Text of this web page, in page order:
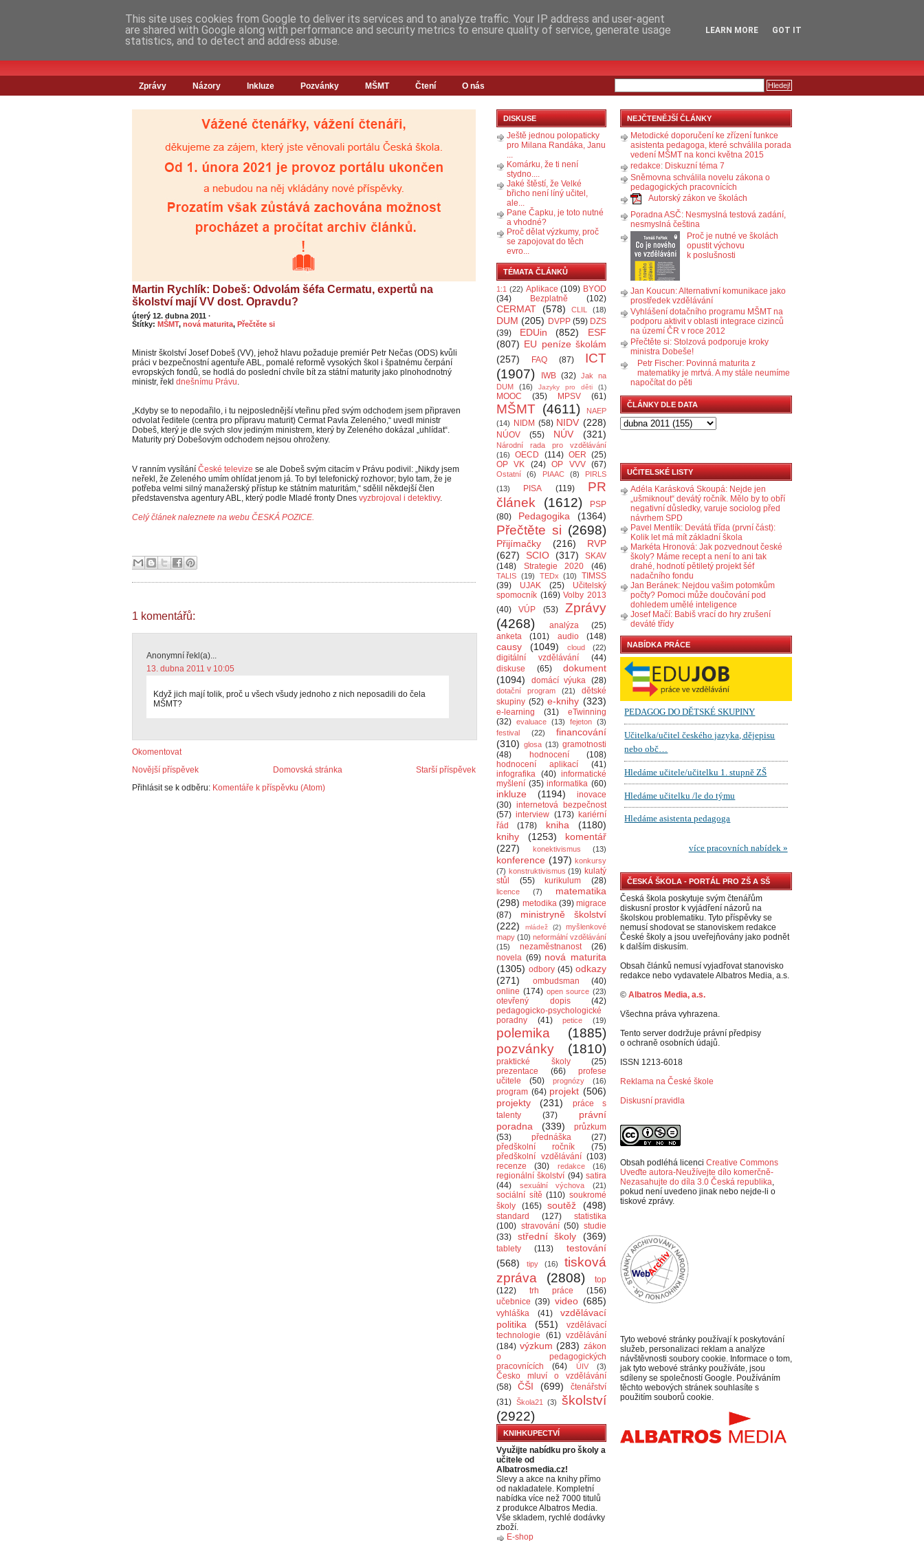
Zprávy Názory Inkluze Pozvánky MŠMT Čtení O nás
Martin Rychlík: Dobeš: Odvolám šéfa Cermatu, expertů na
školství mají VV dost. Opravdu?
úterý 12. dubna 2011 ·
Štítky: MŠMT, nová maturita, Přečtěte si
Ministr školství Josef Dobeš (VV), jehož hlavu požaduje premiér Petr Nečas (ODS) kvůli
práci v bezpečnostní agentuře ABL, pomalé reformě vysokých škol i špatnému čerpání
evropských fondů, se hodlá do poslední chvíle bít za státní maturity jako plnohodnotný
ministr, řekl dnešnímu Právu.
„Kdyby se to nepodařilo, i tu nejposlednější vteřinu před svým odchodem jsem připraven
odvolat ředitele (centra pro přípravu maturit) Cermat Pavla Zeleného,“ uvedl ministr
Dobeš, který je dle svých slov jediným ministrem, který by Zeleného dokázal „uhlídat“.
Maturity prý Dobešovým odchodem nejsou ohroženy.
V ranním vysílání České televize se ale Dobeš svým citacím v Právu podivil: „Nikdy jsem
neřekl, že Zeleného umím ohlídat jenom já. To byl telefonický rozhovor; bylo tam, že je
potřeba velmi silný manažerský přístup ke státním maturitám,“ sdělil někdejší člen
představenstva agentury ABL, který podle Mladé fronty Dnes vyzbrojoval i detektivy.
Celý článek naleznete na webu ČESKÁ POZICE.
1 komentářů:
Anonymní řekl(a)...
13. dubna 2011 v 10:05
Když jich mají tolik, proč u všech všudy jednoho z nich neposadili do čela
MŠMT?
Okomentovat
Novější příspěvek
Starší příspěvek
Domovská stránka
Přihlásit se k odběru: Komentáře k příspěvku (Atom)
DISKUSE
Ještě jednou polopaticky
pro Milana Randáka, Janu
...
Komárku, že ti není
stydno....
Jaké štěstí, že Velké
břicho není líný učitel,
ale...
Pane Čapku, je toto nutné
a vhodné?
Proč dělat výzkumy, proč
se zapojovat do těch
evro...
TÉMATA ČLÁNKŮ
1:1 (22) Aplikace (109) BYOD
(34)
Bezplatně (102)
CERMAT (578) CLIL (18)
DUM (205) DVPP (59) DZS
(39)
EDUin (852)
ESF
(807) EU peníze školám
(257)
FAQ (87)
ICT
(1907)
IWB (32) Jak na
DUM
(16) Jazyky pro děti (1)
MOOC (35) MPSV (61)
MŠMT (4611)
NAEP
(14)
NIDM (58) NIDV (228)
NÚOV (55) NÚV (321)
Národní rada pro vzdělávání
(16)
OECD (114) OER (25)
OP VK
(24) OP VVV (67)
Ostatní (6) PIAAC (8)
PIRLS
(13)
PISA (119)
PR
článek
(1612)
PSP
(80)
Pedagogika (1364)
Přečtěte si (2698)
Přijímačky (216)
RVP
(627)
SCIO (317)
SKAV
(148)
Strategie 2020 (46)
TALIS (19) TEDx (10)
TIMSS
(39)
UJAK (25)
Učitelský
spomocník (169) Volby 2013
(40)
VÚP (53)
Zprávy
(4268)
analýza
(25)
anketa
(101) audio (148)
causy (1049) cloud (22)
digitální vzdělávání
(44)
diskuse
(65)
dokument
(1094)
domácí výuka (28)
dotační program (21)
dětské
skupiny (52) e-knihy (323)
e-learning (31)
eTwinning
(32) evaluace (13) fejeton (3)
festival
(22)
financování
(310) glosa (13) gramotnosti
(48)
hodnocení
(108)
hodnocení aplikací
(41)
infografika (40) informatické
myšlení (35) informatika (60)
inkluze (1194)
inovace
(30) internetová bezpečnost
(57) interview (173) kariérní
řád
(178) kniha
(1180)
knihy
(1253)
komentář
(227)
konektivismus (13)
konference (197) konkursy
(7) konstruktivismus (19) kulatý
stůl
(55) kurikulum (28)
licence (7)
matematika
(298) metodika (39) migrace
(87)
ministryně školství
(222)
mládež (2)
myšlenkové
mapy (10) neformální vzdělávání
(15)
nezaměstnanost
(26)
novela (69) nová maturita
(1305) odbory (45) odkazy
(271)
ombudsman
(40)
online (174) open source (23)
otevřený dopis
(42)
pedagogicko-psychologické
poradny
(41) petice (19)
polemika
(1885)
pozvánky
(1810)
praktické školy
(25)
prezentace
(66)
profese
učitele
(50) prognózy (16)
program (64) projekt (506)
projekty
(231)
práce s
talenty
(37)
právní
poradna
(339)
průzkum
(53)
přednáška
(27)
předškolní ročník
(75)
předškolní vzdělávání (103)
recenze
(30) redakce (16)
regionální školství (94) satira
(44)
sexuální výchova (21)
sociální sítě (110) soukromé
školy
(165) soutěž (498)
standard (127)
statistika
(100) stravování (50) studie
(33)
střední školy (369)
tablety (113)
testování
(568)
tipy (16)
tisková
zpráva
(2808)
top
(122)
trh práce
(156)
učebnice (39) video (685)
vyhláška (41)
vzdělávací
politika
(551)
vzdělávací
technologie
(61) vzdělávání
(184) výzkum (283) zákon
o pedagogických
pracovnících
(64) ÚIV (3)
Česko mluví o vzdělávání
(58)
ČŠI (699)
čtenářství
(31) Škola21 (3)
školství
(2922)
KNIHKUPECTVÍ
Využijte nabídku pro školy a
učitele od
Albatrosmedia.cz!
Slevy a akce na knihy přímo
od nakladatele. Kompletní
nabídka více než 7000 titulů
z produkce Albatros Media.
Vše skladem, rychlé dodávky
zboží.
E-shop
NEJČTENĚJŠÍ ČLÁNKY
Metodické doporučení ke zřízení funkce
asistenta pedagoga, které schválila porada
vedení MŠMT na konci května 2015
redakce: Diskuzní téma 7
Sněmovna schválila novelu zákona o
pedagogických pracovnících
Autorský zákon ve školách
Poradna ASČ: Nesmyslná testová zadání,
nesmyslná čeština
Proč je nutné ve školách
opustit výchovu
k poslušnosti
Jan Koucun: Alternativní komunikace jako
prostředek vzdělávání
Vyhlášení dotačního programu MŠMT na
podporu aktivit v oblasti integrace cizinců
na území ČR v roce 2012
Přečtěte si: Stolzová podporuje kroky
ministra Dobeše!
Petr Fischer: Povinná maturita z
matematiky je mrtvá. A my stále neumíme
napočítat do pěti
ČLÁNKY DLE DATA
UČITELSKÉ LISTY
Adéla Karásková Skoupá: Nejde jen
„ušmiknout“ devátý ročník. Mělo by to obří
negativní důsledky, varuje sociolog před
návrhem SPD
Pavel Mentlík: Devátá třída (první část):
Kolik let má mít základní škola
Markéta Hronová: Jak pozvednout české
školy? Máme recept a není to ani tak
drahé, hodnotí pětiletý projekt šéf
nadačního fondu
Jan Beránek: Nejdou vašim potomkům
počty? Pomoci může doučování pod
dohledem umělé inteligence
Josef Mačí: Babiš vrací do hry zrušení
deváté třídy
NABÍDKA PRÁCE
ČESKÁ ŠKOLA - PORTÁL PRO ZŠ A SŠ
Česká škola poskytuje svým čtenářům
diskusní prostor k vyjádření názorů na
školskou problematiku. Tyto příspěvky se
nemusí shodovat se stanoviskem redakce
České školy a jsou uveřejňovány jako podnět
k dalším diskusím.
Obsah článků nemusí vyjadřovat stanovisko
redakce nebo vydavatele Albatros Media, a.s.
© Albatros Media, a.s.
Všechna práva vyhrazena.
Tento server dodržuje právní předpisy
o ochraně osobních údajů.
ISSN 1213-6018
Reklama na České škole
Diskusní pravidla
Obsah podléhá licenci Creative Commons
Uveďte autora-Neužívejte dílo komerčně-
Nezasahujte do díla 3.0 Česká republika,
pokud není uvedeno jinak nebo nejde-li o
tiskové zprávy.
Tyto webové stránky používají k poskytování
služeb, personalizaci reklam a analýze
návštěvnosti soubory cookie. Informace o tom,
jak tyto webové stránky používáte, jsou
sdíleny se společností Google. Používáním
těchto webových stránek souhlasíte s
použitím souborů cookie.
This site uses cookies from Google to deliver its services and to analyze traffic. Your IP address and user-agent
are shared with Google along with performance and security metrics to ensure quality of service, generate usage
statistics, and to detect and address abuse.
LEARN MORE GOT IT